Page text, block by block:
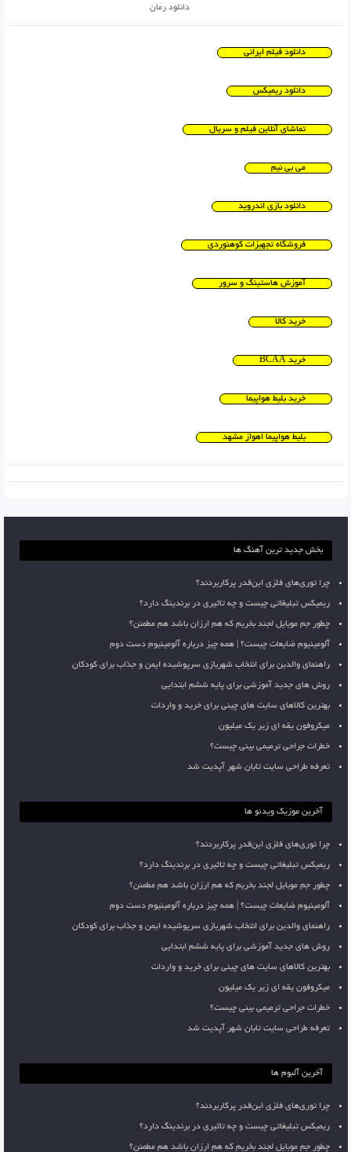
دانلود رمان
دانلود فیلم ایرانی
دانلود ریمیکس
تماشای آنلاین فیلم و سریال
می بی نیم
دانلود بازی اندروید
فروشگاه تجهیزات کوهنوردی
آموزش هاستینگ و سرور
خرید کالا
خرید BCAA
خرید بلیط هواپیما
بلیط هواپیما اهواز مشهد
بخش جدید ترین آهنگ ها
چرا توری‌های فلزی این‌قدر پرکاربردند؟
ریمیکس تبلیغاتی چیست و چه تاثیری در برندینگ دارد؟
چطور جم موبایل لجند بخریم که هم ارزان باشد هم مطمئن؟
آلومینیوم ضایعات چیست؟ | همه چیز درباره آلومینیوم دست دوم
راهنمای والدین برای انتخاب شهربازی سرپوشیده ایمن و جذاب برای کودکان
روش های جدید آموزشی برای پایه ششم ابتدایی
بهترین کالاهای سایت های چینی برای خرید و واردات
میکروفون یقه ای زیر یک میلیون
خطرات جراحی ترمیمی بینی چیست؟
تعرفه طراحی سایت تابان شهر آپدیت شد
آخرین موزیک ویدئو ها
چرا توری‌های فلزی این‌قدر پرکاربردند؟
ریمیکس تبلیغاتی چیست و چه تاثیری در برندینگ دارد؟
چطور جم موبایل لجند بخریم که هم ارزان باشد هم مطمئن؟
آلومینیوم ضایعات چیست؟ | همه چیز درباره آلومینیوم دست دوم
راهنمای والدین برای انتخاب شهربازی سرپوشیده ایمن و جذاب برای کودکان
روش های جدید آموزشی برای پایه ششم ابتدایی
بهترین کالاهای سایت های چینی برای خرید و واردات
میکروفون یقه ای زیر یک میلیون
خطرات جراحی ترمیمی بینی چیست؟
تعرفه طراحی سایت تابان شهر آپدیت شد
آخرین آلبوم ها
چرا توری‌های فلزی این‌قدر پرکاربردند؟
ریمیکس تبلیغاتی چیست و چه تاثیری در برندینگ دارد؟
چطور جم موبایل لجند بخریم که هم ارزان باشد هم مطمئن؟